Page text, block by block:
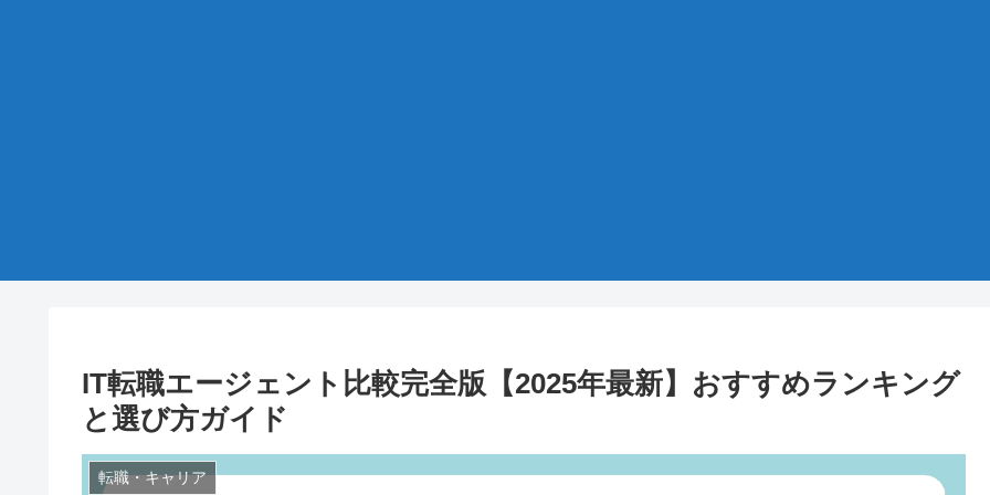
IT転職エージェント比較完全版【2025年最新】おすすめランキング
と選び方ガイド
転職・キャリア